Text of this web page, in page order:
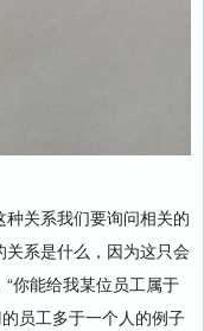
关系我们要询问相关的
系是什么，因为这只会
你能给我某位员工属于
员工多于一个人的例子